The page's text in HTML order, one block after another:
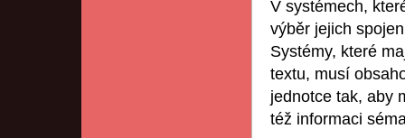
V systémech,
výběr jejich
Systémy, které
textu, musí
jednotce tak, aby
též informaci